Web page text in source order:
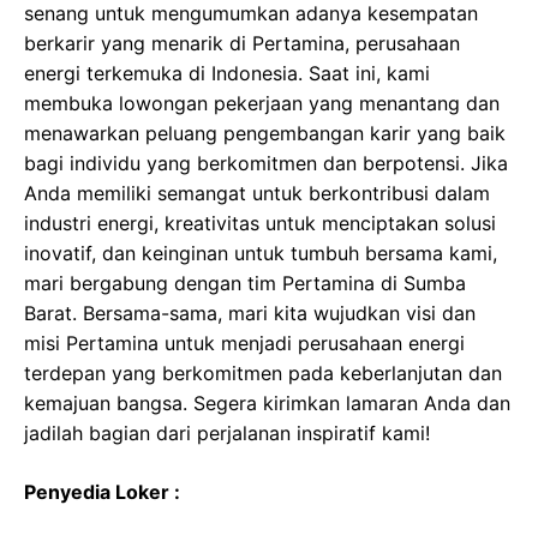
senang untuk mengumumkan adanya kesempatan
berkarir yang menarik di Pertamina, perusahaan
energi terkemuka di Indonesia. Saat ini, kami
membuka lowongan pekerjaan yang menantang dan
menawarkan peluang pengembangan karir yang baik
bagi individu yang berkomitmen dan berpotensi. Jika
Anda memiliki semangat untuk berkontribusi dalam
industri energi, kreativitas untuk menciptakan solusi
inovatif, dan keinginan untuk tumbuh bersama kami,
mari bergabung dengan tim Pertamina di Sumba
Barat. Bersama-sama, mari kita wujudkan visi dan
misi Pertamina untuk menjadi perusahaan energi
terdepan yang berkomitmen pada keberlanjutan dan
kemajuan bangsa. Segera kirimkan lamaran Anda dan
jadilah bagian dari perjalanan inspiratif kami!
Penyedia Loker :